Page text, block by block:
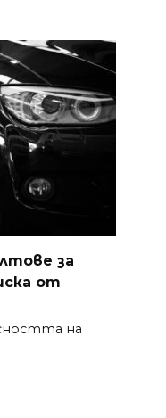
за
от
на